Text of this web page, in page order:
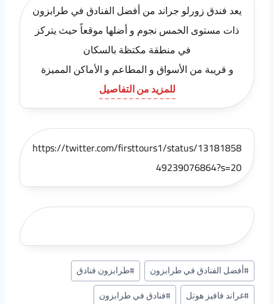
يعد فندق زورلو جراند من أفضل الفنادق في طرابزون
ذات مستوى الخمس نجوم و أضلها موقعاً حيث يتركز
في منطقة مكتظة بالسكان
و قريبة من الأسواق و المطاعم و الأماكن المميزة
للمزيد من التفاصيل
https://twitter.com/firsttours1/status/13181858
49239076864?s=20
وسوم
المقال:
#أفضل الفنادق في طرابزون #طرابزون فنادق
#غراند فافيز هوتل #فنادق في طرابزون